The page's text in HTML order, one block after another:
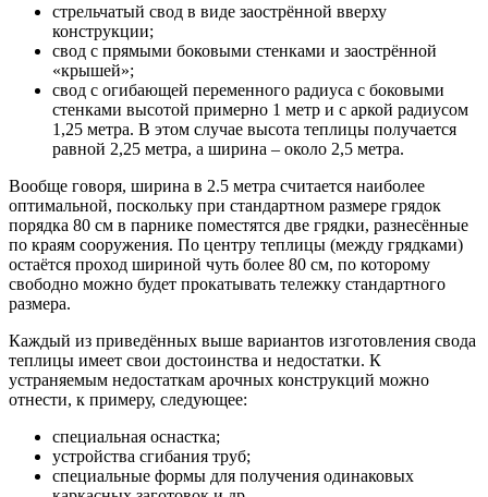
стрельчатый свод в виде заострённой вверху
конструкции;
свод с прямыми боковыми стенками и заострённой
«крышей»;
свод с огибающей переменного радиуса с боковыми
стенками высотой примерно 1 метр и с аркой радиусом
1,25 метра. В этом случае высота теплицы получается
равной 2,25 метра, а ширина – около 2,5 метра.
Вообще говоря, ширина в 2.5 метра считается наиболее
оптимальной, поскольку при стандартном размере грядок
порядка 80 см в парнике поместятся две грядки, разнесённые
по краям сооружения. По центру теплицы (между грядками)
остаётся проход шириной чуть более 80 см, по которому
свободно можно будет прокатывать тележку стандартного
размера.
Каждый из приведённых выше вариантов изготовления свода
теплицы имеет свои достоинства и недостатки. К
устраняемым недостаткам арочных конструкций можно
отнести, к примеру, следующее:
специальная оснастка;
устройства сгибания труб;
специальные формы для получения одинаковых